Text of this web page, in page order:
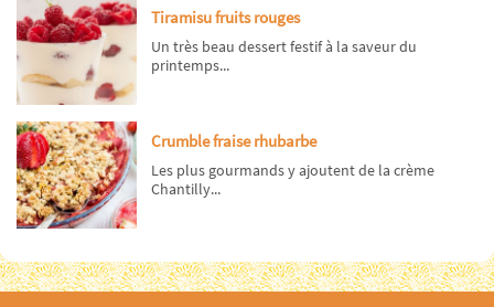
Tiramisu fruits rouges
Un très beau dessert festif à la saveur du
printemps...
Crumble fraise rhubarbe
Les plus gourmands y ajoutent de la crème
Chantilly...